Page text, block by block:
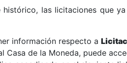
las licitaciones que
información respecto a
Casa de la Moneda, puede